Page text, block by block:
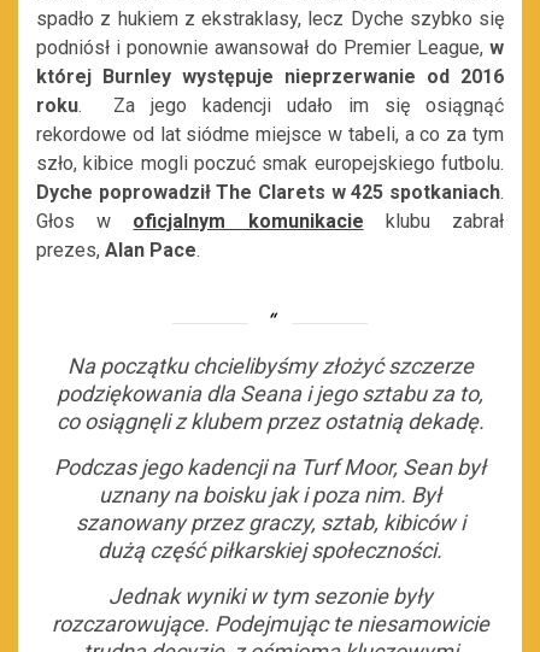
spadło z hukiem z ekstraklasy, lecz Dyche szybko się
podniósł i ponownie awansował do Premier League, w
której Burnley występuje nieprzerwanie od 2016
roku. Za jego kadencji udało im się osiągnąć
rekordowe od lat siódme miejsce w tabeli, a co za tym
szło, kibice mogli poczuć smak europejskiego futbolu.
Dyche poprowadził The Clarets w 425 spotkaniach.
Głos w oficjalnym komunikacie klubu zabrał
prezes, Alan Pace.
Na początku chcielibyśmy złożyć szczerze
podziękowania dla Seana i jego sztabu za to,
co osiągnęli z klubem przez ostatnią dekadę.
Podczas jego kadencji na Turf Moor, Sean był
uznany na boisku jak i poza nim. Był
szanowany przez graczy, sztab, kibiców i
dużą część piłkarskiej społeczności.
Jednak wyniki w tym sezonie były
rozczarowujące. Podejmując te niesamowicie